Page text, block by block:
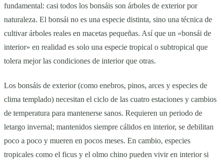
fundamental: casi todos los bonsáis son árboles de exterior por
naturaleza. El bonsái no es una especie distinta, sino una técnica de
cultivar árboles reales en macetas pequeñas. Así que un «bonsái de
interior» en realidad es solo una especie tropical o subtropical que
tolera mejor las condiciones de interior que otras.
Los bonsáis de exterior (como enebros, pinos, arces y especies de
clima templado) necesitan el ciclo de las cuatro estaciones y cambios
de temperatura para mantenerse sanos. Requieren un periodo de
letargo invernal; mantenidos siempre cálidos en interior, se debilitan
poco a poco y mueren en pocos meses. En cambio, especies
tropicales como el ficus y el olmo chino pueden vivir en interior si